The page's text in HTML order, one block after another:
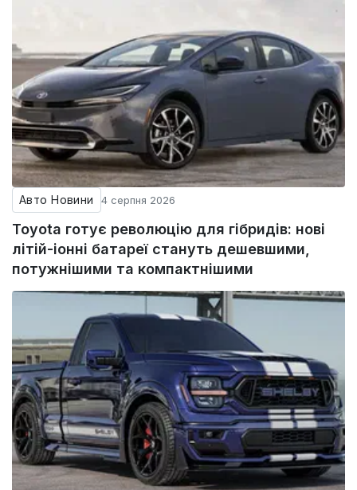
Авто Новини 4 серпня 2026
Toyota готує революцію для гібридів: нові
літій-іонні батареї стануть дешевшими,
потужнішими та компактнішими